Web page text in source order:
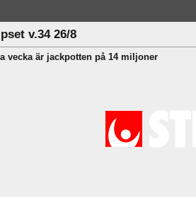
v.34 26/8
vecka är jackpotten på 14 miljoner